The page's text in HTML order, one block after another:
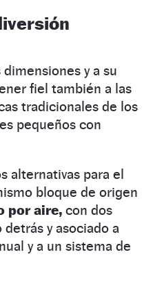
y a su
fiel también a las
tradicionales de los
pequeños con
alternativas para el
bloque de origen
por aire, con dos
y asociado a
y a un sistema de